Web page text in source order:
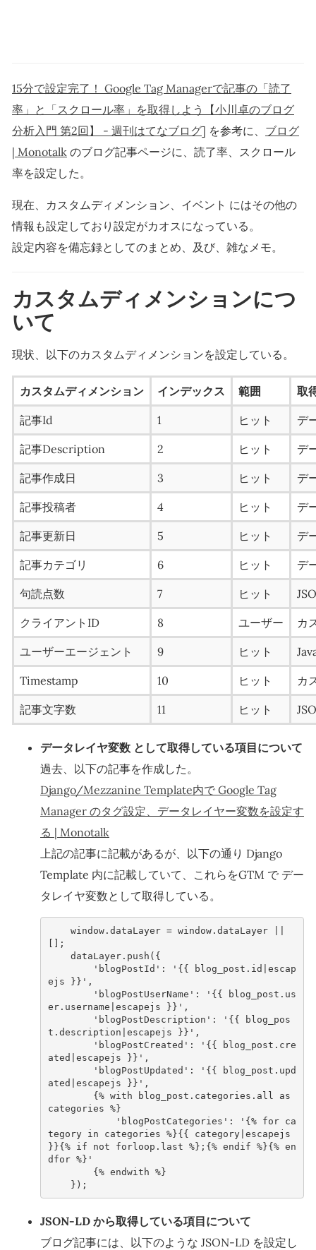
15分で設定完了！ Google Tag Managerで記事の「読了
率」と「スクロール率」を取得しよう【小川卓のブログ
分析入門 第2回】 - 週刊はてなブログ] を参考に、 ブログ
| Monotalk のブログ記事ページに、読了率、スクロール
率を設定した。
現在、カスタムディメンション、イベント にはその他の
情報も設定しており設定がカオスになっている。
設定内容を備忘録としてのまとめ、及び、雑なメモ。
カスタムディメンションにつ
いて
現状、以下のカスタムディメンションを設定している。
カスタムディメンション インデックス 範囲 取
記事Id 1 ヒット デ
記事Description 2 ヒット デ
記事作成日 3 ヒット デ
記事投稿者 4 ヒット デ
記事更新日 5 ヒット デ
記事カテゴリ 6 ヒット デ
句読点数 7 ヒット
クライアントID 8 ユーザー カ
ユーザーエージェント 9 ヒット
Timestamp 10 ヒット カ
記事文字数 11 ヒット
データレイヤ変数 として取得している項目について
過去、以下の記事を作成した。
Django/Mezzanine Template内で Google Tag
Manager のタグ設定、データレイヤー変数を設定す
る | Monotalk
上記の記事に記載があるが、以下の通り Django
Template 内に記載していて、これらをGTM で デー
タレイヤ変数として取得している。
window. dataLayer = window. dataLayer
[];
dataLayer. push ({
'blogPostId' :
'{{ blog_post.id|escap
ejs }}' ,
'blogPostUserName' :
'{{ blog_post.us
er.username|escapejs }}' ,
'blogPostDescription' :
'{{ blog_pos
t.description|escapejs }}' ,
'blogPostCreated' :
'{{ blog_post.cre
ated|escapejs }}' ,
'blogPostUpdated' :
'{{ blog_post.upd
ated|escapejs }}' ,
{% with blog_post . categories . all
as
categories %}
'blogPostCategories' :
'{% for ca
tegory in categories %}{{ category|escapejs
}}{% if not forloop.last %};{% endif %}{% en
dfor %}'
{% endwith %}
});
JSON-LD から取得している項目について
ブログ記事には、以下のような JSON-LD を設定し